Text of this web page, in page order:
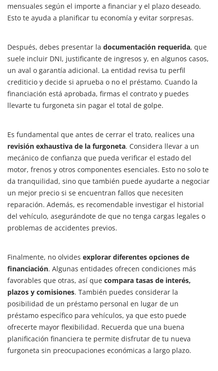
mensuales según el importe a financiar y el plazo deseado.
Esto te ayuda a planificar tu economía y evitar sorpresas.
Después, debes presentar la documentación requerida, que
suele incluir DNI, justificante de ingresos y, en algunos casos,
un aval o garantía adicional. La entidad revisa tu perfil
crediticio y decide si aprueba o no el préstamo. Cuando la
financiación está aprobada, firmas el contrato y puedes
llevarte tu furgoneta sin pagar el total de golpe.
Es fundamental que antes de cerrar el trato, realices una
revisión exhaustiva de la furgoneta. Considera llevar a un
mecánico de confianza que pueda verificar el estado del
motor, frenos y otros componentes esenciales. Esto no solo te
da tranquilidad, sino que también puede ayudarte a negociar
un mejor precio si se encuentran fallos que necesiten
reparación. Además, es recomendable investigar el historial
del vehículo, asegurándote de que no tenga cargas legales o
problemas de accidentes previos.
Finalmente, no olvides explorar diferentes opciones de
financiación. Algunas entidades ofrecen condiciones más
favorables que otras, así que compara tasas de interés,
plazos y comisiones. También puedes considerar la
posibilidad de un préstamo personal en lugar de un
préstamo específico para vehículos, ya que esto puede
ofrecerte mayor flexibilidad. Recuerda que una buena
planificación financiera te permite disfrutar de tu nueva
furgoneta sin preocupaciones económicas a largo plazo.